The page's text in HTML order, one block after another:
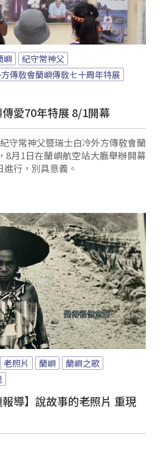
嶼
紀守常神父
傳敎會蘭嶼傳敎七十周年特展
愛70年特展 8/1開幕
守常神父暨瑞士白冷外方傳敎會蘭
8月1日在蘭嶼航空站大廳舉辦開幕
行，別具意義。
老照片 蘭嶼
蘭嶼之歌
報導】說故事的老照片 重現